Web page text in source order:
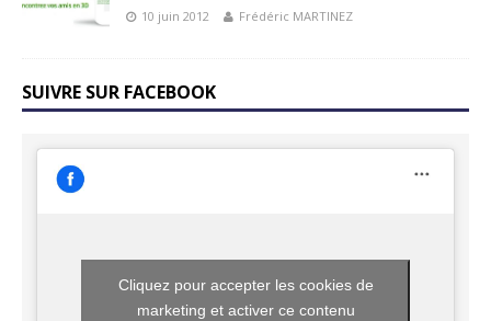
10 juin 2012 Frédéric MARTINEZ
SUIVRE SUR FACEBOOK
Cliquez pour accepter les cookies de
marketing et activer ce contenu